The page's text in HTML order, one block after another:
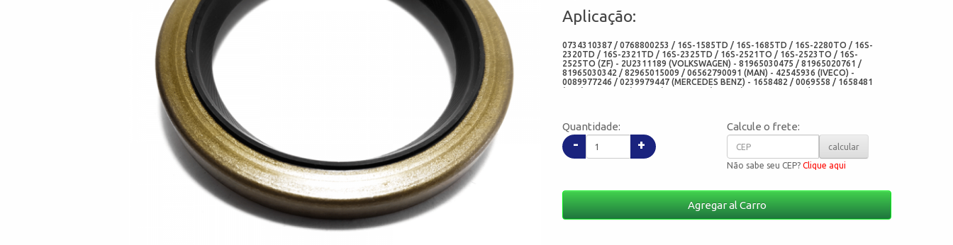
Aplicação:
0734310387 / 0768800253 / 16S-1585TD / 16S-1685TD / 16S-2280TO / 16S-
2320TD / 16S-2321TD / 16S-2325TD / 16S-2521TO / 16S-2523TO / 16S-
2525TO (ZF) - 2U2311189 (VOLKSWAGEN) - 81965030475 / 81965020761 /
81965030342 / 82965015009 / 06562790091 (MAN) - 42545936 (IVECO) -
0089977246 / 0239979447 (MERCEDES BENZ) - 1658482 / 0069558 / 1658481
(DAF) - 1318388 (SCANIA) - 1526688 (VOLVO) - ZGAQ-03113 / ZGAQ03113
Quantidade:
- +
Calcule o frete:
calcular
Não sabe seu CEP?Clique aqui
Agregar al Carro